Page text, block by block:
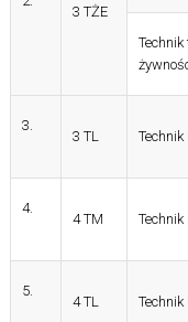
3 TŻE
Technik
3.
3 TL
4.
4 TM
5.
4 TL